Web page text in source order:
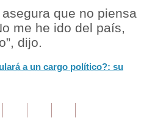
que no piensa
me he ido del país,
dijo.
a un cargo político?: su